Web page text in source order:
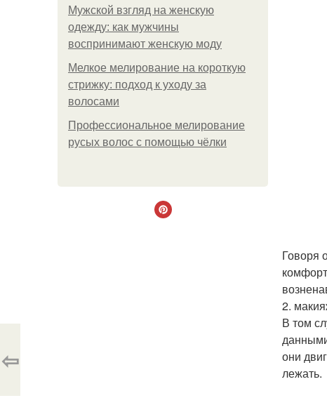
Мужской взгляд на женскую
одежду: как мужчины
воспринимают женскую моду
Мелкое мелирование на короткую
стрижку: подход к уходу за
волосами
Профессиональное мелирование
русых волос с помощью чёлки
Говоря
2.
В том
они
лежать.
⇦